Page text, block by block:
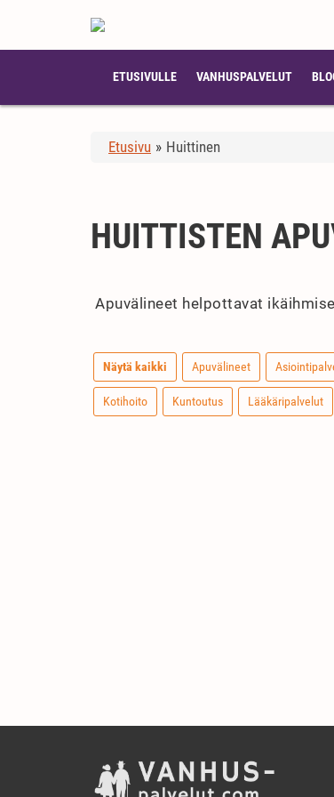
ETUSIVULLE VANHUSPALVELUT
Etusivu » Huittinen
HUITTISTEN
Apuvälineet helpottavat
Näytä kaikki Apuvälineet
Kotihoito Kuntoutus Lääkäripalvelut